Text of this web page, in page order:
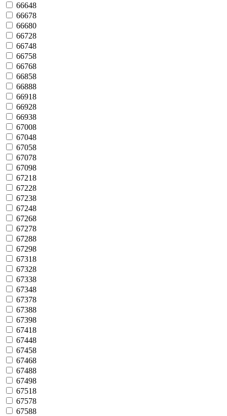
66648
66678
66680
66728
66748
66758
66768
66858
66888
66918
66928
66938
67008
67048
67058
67078
67098
67218
67228
67238
67248
67268
67278
67288
67298
67318
67328
67338
67348
67378
67388
67398
67418
67448
67458
67468
67488
67498
67518
67578
67588